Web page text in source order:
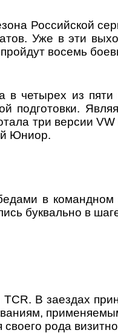
Российской
Уже в эти
восемь
в четырех из
подготовки.
три версии
Юниор.
в
буквально в
В заездах
своего рода